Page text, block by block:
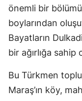
önemli bir bölümü
boylarından
Bayatların
bir ağırlığa
Bu Türkmen
Maraş’ın köy,